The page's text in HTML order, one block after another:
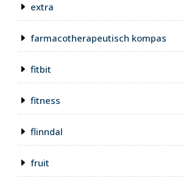
extra
farmacotherapeutisch kompas
fitbit
fitness
flinndal
fruit